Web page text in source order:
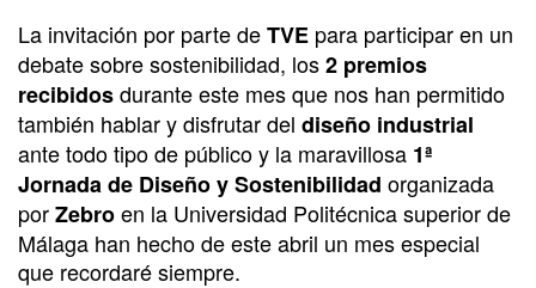
La invitación por parte deTVE para participar en un
debate sobre sostenibilidad, los2 premios
recibidosdurante este mes que nos han permitido
también hablar y disfrutar del diseño industrial
ante todo tipo de público y la maravillosa 1ª
Jornada de Diseño y Sostenibilidad organizada
porZebroen la Universidad Politécnica superior de
Málaga han hecho de este abril un mes especial
que recordaré siempre.